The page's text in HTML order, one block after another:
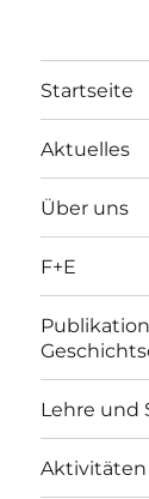
Startseite
Aktuelles
Über uns
F+E
Lehre und
Aktivitäten